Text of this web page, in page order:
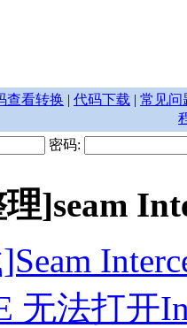
查看转换 | 代码下载 | 常见问
密码:
]seam
无法打开